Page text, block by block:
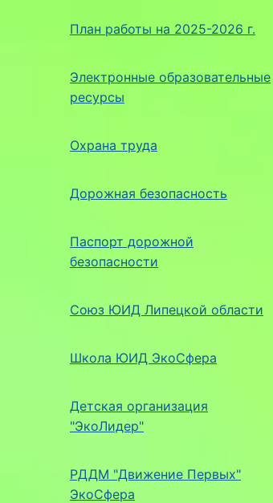
План работы на 2025-2026 г.
Электронные образовательные
ресурсы
Охрана труда
Дорожная безопасность
Паспорт дорожной
безопасности
Союз ЮИД Липецкой области
Школа ЮИД ЭкоСфера
Детская организация
"ЭкоЛидер"
РДДМ "Движение Первых"
ЭкоСфера